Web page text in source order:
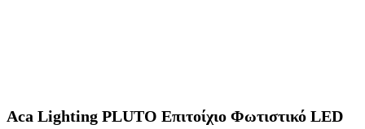
Aca Lighting PLUTO Επιτοίχιο Φωτιστικό LED